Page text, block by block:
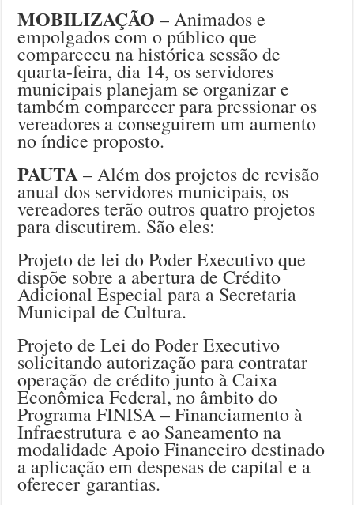
MOBILIZAÇÃO – Animados e
empolgados com o público que
compareceu na histórica sessão de
quarta-feira, dia 14, os servidores
municipais planejam se organizar e
também comparecer para pressionar os
vereadores a conseguirem um aumento
no índice proposto.
PAUTA– Além dos projetos de revisão
anual dos servidores municipais, os
vereadores terão outros quatro projetos
para discutirem. São eles:
Projeto de lei do Poder Executivo que
dispõe sobre a abertura de Crédito
Adicional Especial para a Secretaria
Municipal de Cultura.
Projeto de Lei do Poder Executivo
solicitando autorização para contratar
operação de crédito junto à Caixa
Econômica Federal, no âmbito do
Programa FINISA – Financiamento à
Infraestrutura e ao Saneamento na
modalidade Apoio Financeiro destinado
a aplicação em despesas de capital e a
oferecer garantias.